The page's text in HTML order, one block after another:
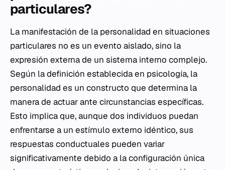
particulares?
La manifestación de la personalidad en situaciones
particulares no es un evento aislado, sino la
expresión externa de un sistema interno complejo.
Según la definición establecida en psicología, la
personalidad es un constructo que determina la
manera de actuar ante circunstancias específicas.
Esto implica que, aunque dos individuos puedan
enfrentarse a un estímulo externo idéntico, sus
respuestas conductuales pueden variar
significativamente debido a la configuración única